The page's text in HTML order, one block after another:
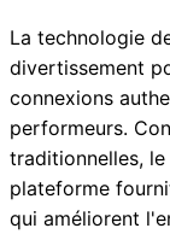
La technologie
divertissement
connexions
performeurs.
traditionnelles,
plateforme
qui améliorent